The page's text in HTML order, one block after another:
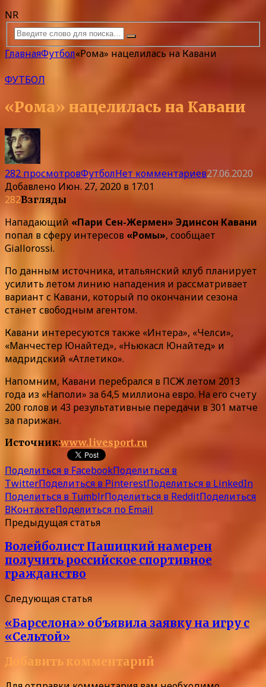
NR
ГлавнаяФутбол«Рома» нацелилась на Кавани
ФУТБОЛ
«Рома» нацелилась на Кавани
282 просмотровФутболНет комментариев27.06.2020
Добавлено Июн. 27, 2020 в 17:01
282Взгляды
Нападающий «Пари Сен-Жермен» Эдинсон Кавани
попал в сферу интересов «Ромы», сообщает
Giallorossi.
По данным источника, итальянский клуб планирует
усилить летом линию нападения и рассматривает
вариант с Кавани, который по окончании сезона
станет свободным агентом.
Кавани интересуются также «Интера», «Челси»,
«Манчестер Юнайтед», «Ньюкасл Юнайтед» и
мадридский «Атлетико».
Напомним, Кавани перебрался в ПСЖ летом 2013
года из «Наполи» за 64,5 миллиона евро. На его счету
200 голов и 43 результативные передачи в 301 матче
за парижан.
Источник:www.livesport.ru
Поделиться в FacebookПоделиться в
TwitterПоделиться в PinterestПоделиться в LinkedIn
Поделиться в TumblrПоделиться в RedditПоделиться
ВКонтактеПоделиться по Email
Предыдущая статья
Волейболист Пашицкий намерен
получить российское спортивное
гражданство
Следующая статья
«Барселона» объявила заявку на игру с
«Сельтой»
Добавить комментарий